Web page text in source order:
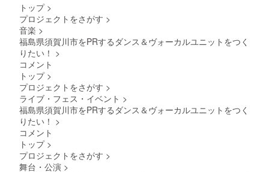
吹町文
化セン
～18：
00（予
トップ >
プロジェクトをさがす >
音楽 >
福島県須賀川市をPRするダンス＆ヴォーカルユニットをつく
りたい！ >
コメント
トップ >
プロジェクトをさがす >
ライブ・フェス・イベント >
福島県須賀川市をPRするダンス＆ヴォーカルユニットをつく
りたい！ >
コメント
トップ >
プロジェクトをさがす >
舞台・公演 >